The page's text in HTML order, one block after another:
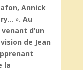
Annick
… ». Au
d’un
de Jean
la